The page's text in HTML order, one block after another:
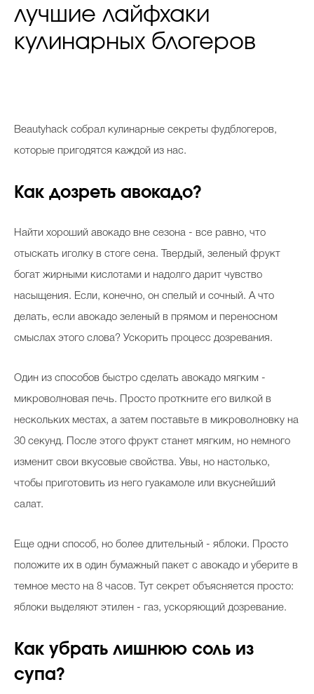
лучшие лайфхаки
кулинарных блогеров
Beautyhack собрал кулинарные секреты фудблогеров,
которые пригодятся каждой из нас.
Как дозреть авокадо?
Найти хороший авокадо вне сезона - все равно, что
отыскать иголку в стоге сена. Твердый, зеленый фрукт
богат жирными кислотами и надолго дарит чувство
насыщения. Если, конечно, он спелый и сочный. А что
делать, если авокадо зеленый в прямом и переносном
смыслах этого слова? Ускорить процесс дозревания.
Один из способов быстро сделать авокадо мягким -
микроволновая печь. Просто проткните его вилкой в
нескольких местах, а затем поставьте в микроволновку на
30 секунд. После этого фрукт станет мягким, но немного
изменит свои вкусовые свойства. Увы, но настолько,
чтобы приготовить из него гуакамоле или вкуснейший
салат.
Еще одни способ, но более длительный - яблоки. Просто
положите их в один бумажный пакет с авокадо и уберите в
темное место на 8 часов. Тут секрет объясняется просто:
яблоки выделяют этилен - газ, ускоряющий дозревание.
Как убрать лишнюю соль из
супа?